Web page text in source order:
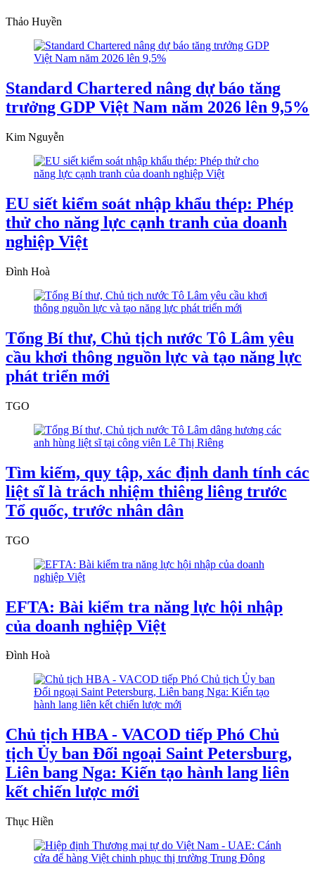
Thảo Huyền
Standard Chartered nâng dự báo tăng
trưởng GDP Việt Nam năm 2026 lên 9,5%
Kim Nguyễn
EU siết kiểm soát nhập khẩu thép: Phép
thử cho năng lực cạnh tranh của doanh
nghiệp Việt
Đình Hoà
Tổng Bí thư, Chủ tịch nước Tô Lâm yêu
cầu khơi thông nguồn lực và tạo năng lực
phát triển mới
TGO
Tìm kiếm, quy tập, xác định danh tính các
liệt sĩ là trách nhiệm thiêng liêng trước
Tổ quốc, trước nhân dân
TGO
EFTA: Bài kiểm tra năng lực hội nhập
của doanh nghiệp Việt
Đình Hoà
Chủ tịch HBA - VACOD tiếp Phó Chủ
tịch Ủy ban Đối ngoại Saint Petersburg,
Liên bang Nga: Kiến tạo hành lang liên
kết chiến lược mới
Thục Hiền